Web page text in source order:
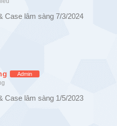
Case lâm sàng 7/3/2024
Admin
Case lâm sàng 1/5/2023